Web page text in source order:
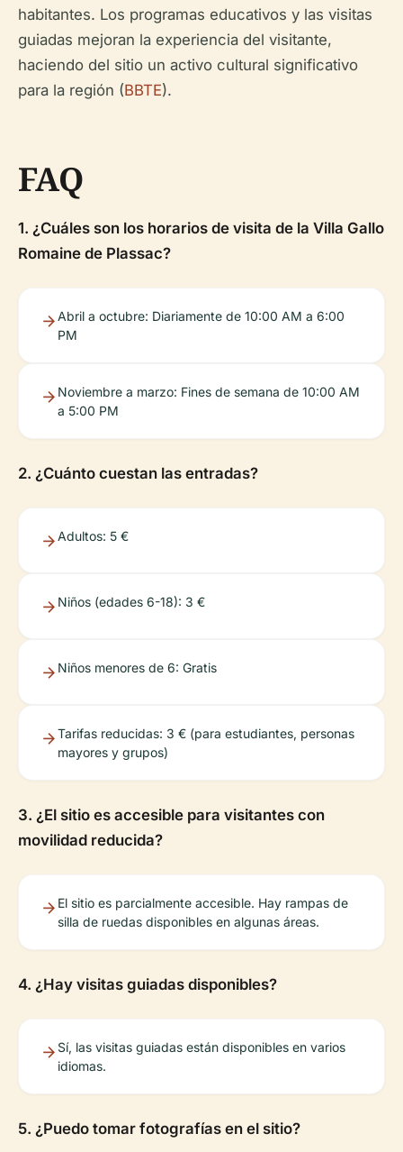
habitantes. Los programas educativos y las visitas
guiadas mejoran la experiencia del visitante,
haciendo del sitio un activo cultural significativo
para la región (BBTE).
FAQ
1. ¿Cuáles son los horarios de visita de la Villa Gallo
Romaine de Plassac?
Abril a octubre: Diariamente de 10:00 AM a 6:00
PM
Noviembre a marzo: Fines de semana de 10:00 AM
a 5:00 PM
2. ¿Cuánto cuestan las entradas?
Adultos: 5 €
Niños (edades 6-18): 3 €
Niños menores de 6: Gratis
Tarifas reducidas: 3 € (para estudiantes, personas
mayores y grupos)
3. ¿El sitio es accesible para visitantes con
movilidad reducida?
El sitio es parcialmente accesible. Hay rampas de
silla de ruedas disponibles en algunas áreas.
4. ¿Hay visitas guiadas disponibles?
Sí, las visitas guiadas están disponibles en varios
idiomas.
5. ¿Puedo tomar fotografías en el sitio?